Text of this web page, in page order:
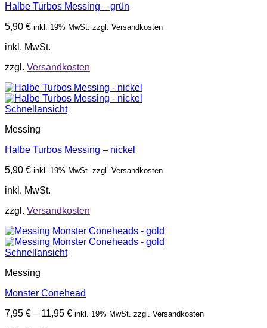
Halbe Turbos Messing – grün
5,90 € inkl. 19% MwSt. zzgl. Versandkosten
inkl. MwSt.
zzgl. Versandkosten
Schnellansicht
Messing
Halbe Turbos Messing – nickel
5,90 € inkl. 19% MwSt. zzgl. Versandkosten
inkl. MwSt.
zzgl. Versandkosten
Schnellansicht
Messing
Monster Conehead
7,95 € – 11,95 € inkl. 19% MwSt. zzgl. Versandkosten